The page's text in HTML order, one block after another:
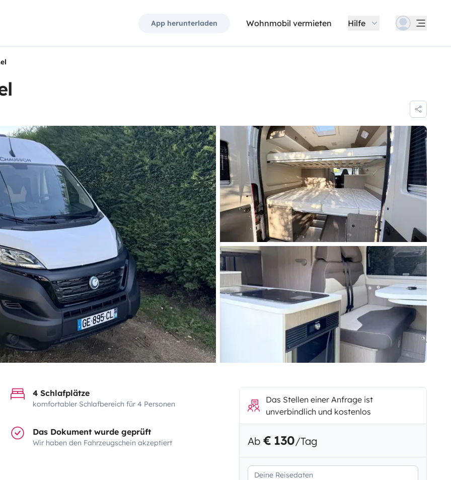
App herunterladen Wohnmobil vermieten Hilfe
4 Schlafplätze
komfortabler Schlafbereich für 4 Personen
Das Dokument wurde geprüft
Wir haben den Fahrzeugschein akzeptiert
Das Stellen einer Anfrage ist
unverbindlich und kostenlos
Ab € 130/Tag
Deine Reisedaten